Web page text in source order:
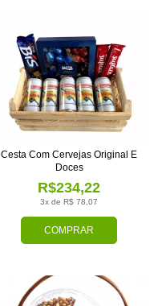
COMPRAR
3x de R$ 78,07
R$234,22
Cesta Com Cervejas Original E
Doces